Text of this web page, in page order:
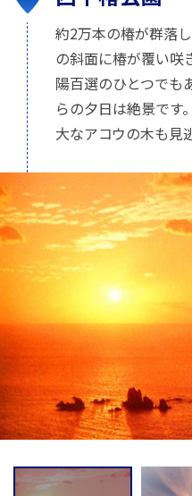
約2万本の椿が群落
の斜面に椿が覆い咲
陽百選のひとつでも
らの夕日は絶景です
大なアコウの木も見